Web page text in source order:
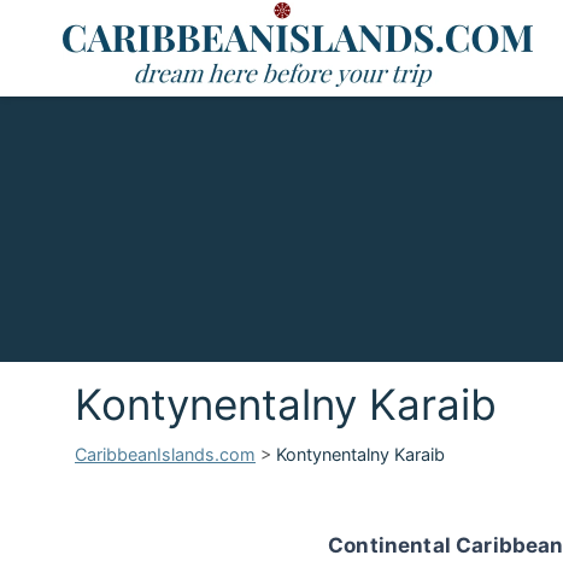
Kontynentalny Karaib
CaribbeanIslands.com > Kontynentalny Karaib
Continental Caribbean